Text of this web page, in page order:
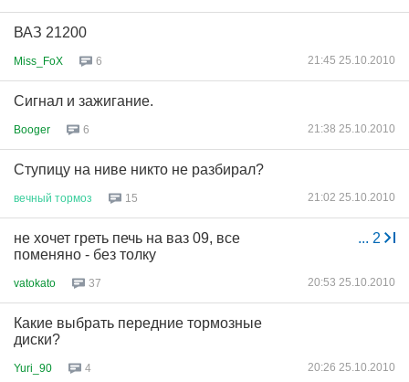
ВАЗ 21200
Miss_FoX 6 21:45 25.10.2010
Сигнал и зажигание.
Booger 6 21:38 25.10.2010
Ступицу на ниве никто не разбирал?
вечный тормоз 15 21:02 25.10.2010
... 2
не хочет греть печь на ваз 09, все
поменяно - без толку
vatokato 37 20:53 25.10.2010
Какие выбрать передние тормозные
диски?
Yuri_90 4 20:26 25.10.2010